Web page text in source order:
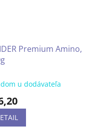
Premium Amino,
u dodávateľa